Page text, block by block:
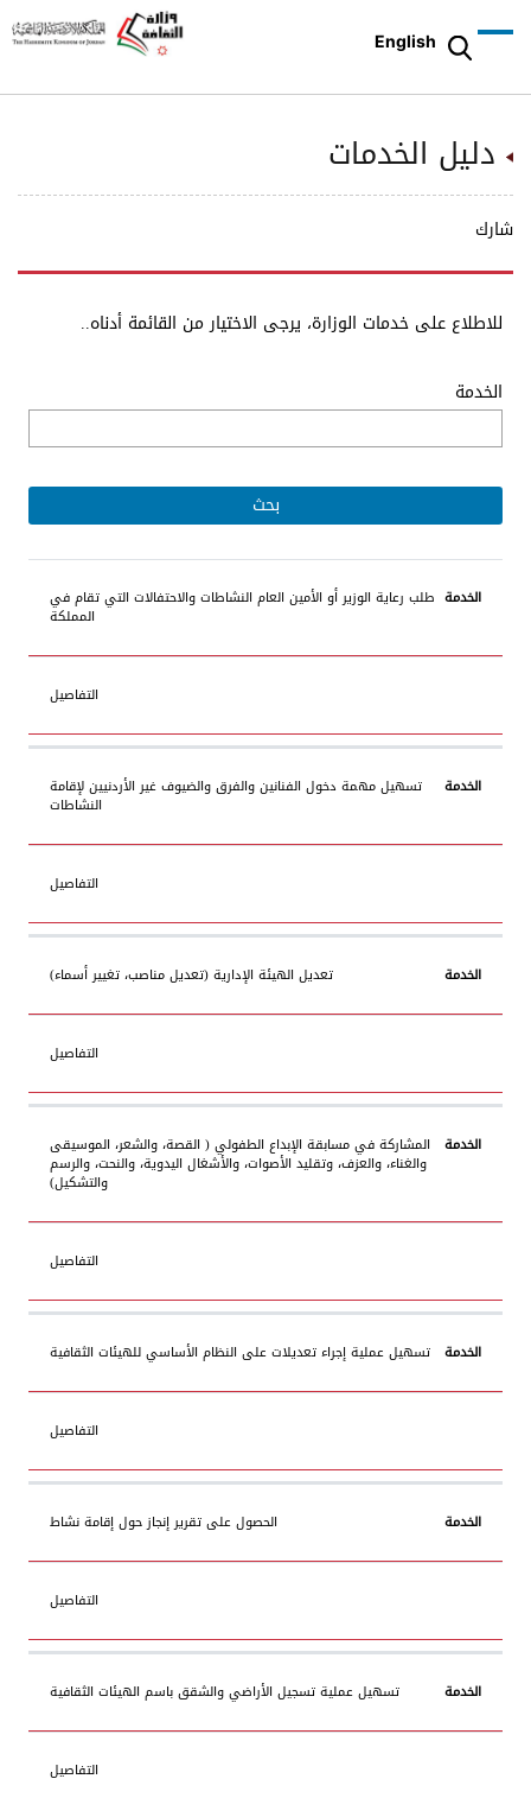
English
دليل الخدمات
شارك
للاطلاع على خدمات الوزارة، يرجى الاختيار من القائمة أدناه..
الخدمة
الخدمة التفاصيل
طلب رعاية الوزير أو الأمين العام النشاطات والاحتفالات التي تقام في
المملكة
التفاصيل
تسهيل مهمة دخول الفنانين والفرق والضيوف غير الأردنيين لإقامة
النشاطات
التفاصيل
تعديل الهيئة الإدارية (تعديل مناصب، تغيير أسماء)
التفاصيل
المشاركة في مسابقة الإبداع الطفولي ( القصة، والشعر، الموسيقى
والغناء، والعزف، وتقليد الأصوات، والأشغال اليدوية، والنحت، والرسم
والتشكيل)
التفاصيل
تسهيل عملية إجراء تعديلات على النظام الأساسي للهيئات الثقافية
التفاصيل
الحصول على تقرير إنجاز حول إقامة نشاط
التفاصيل
تسهيل عملية تسجيل الأراضي والشقق باسم الهيئات الثقافية
التفاصيل